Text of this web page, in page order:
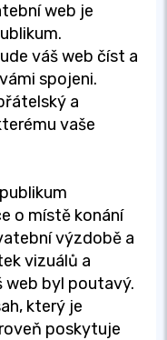
web je
váš web číst a
spojeni.
a
vaše
o místě konání
výzdobě a
vizuálů a
web byl poutavý.
který je
poskytuje